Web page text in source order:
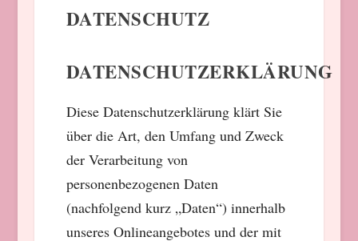
DATENSCHUTZ
DATENSCHUTZERKLÄRUNG
Diese Datenschutzerklärung klärt Sie
über die Art, den Umfang und Zweck
der Verarbeitung von
personenbezogenen Daten
(nachfolgend kurz „Daten“) innerhalb
unseres Onlineangebotes und der mit